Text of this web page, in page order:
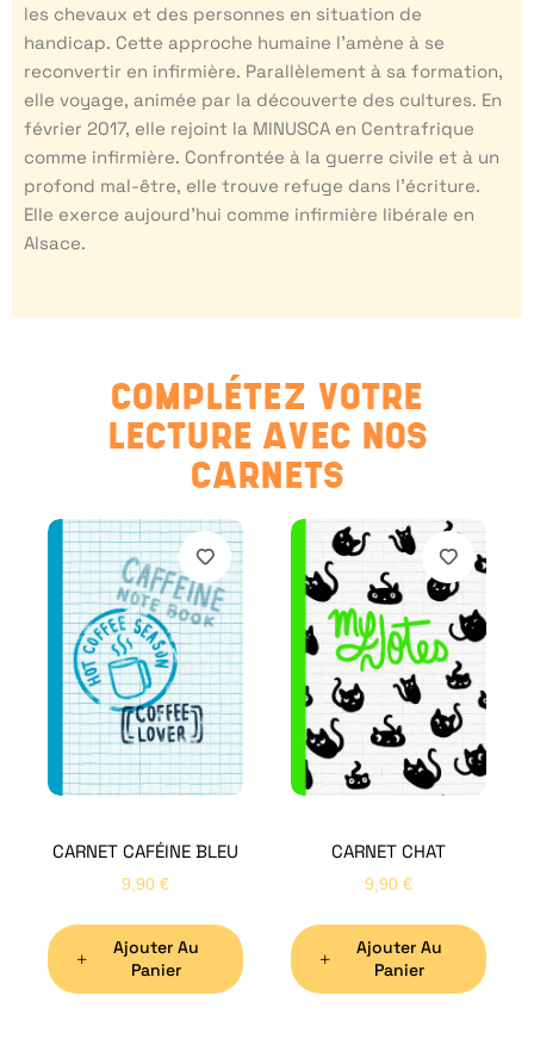
les chevaux et des personnes en situation de
handicap. Cette approche humaine l’amène à se
reconvertir en infirmière. Parallèlement à sa formation,
elle voyage, animée par la découverte des cultures. En
février 2017, elle rejoint la MINUSCA en Centrafrique
comme infirmière. Confrontée à la guerre civile et à un
profond mal-être, elle trouve refuge dans l’écriture.
Elle exerce aujourd’hui comme infirmière libérale en
Alsace.
COMPLÉTEZ VOTRE
LECTURE AVEC NOS
CARNETS
CARNET CAFÉINE BLEU
9,90 €
Ajouter Au
Panier
CARNET CHAT
9,90 €
Ajouter Au
Panier